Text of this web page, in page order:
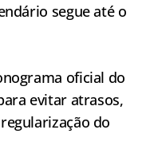
segue até o
oficial do
evitar atrasos,
do